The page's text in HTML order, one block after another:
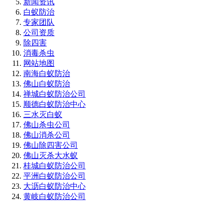
新闻资讯
白蚁防治
专家团队
公司资质
除四害
消毒杀虫
网站地图
南海白蚁防治
佛山白蚁防治
禅城白蚁防治公司
顺德白蚁防治中心
三水灭白蚁
佛山杀虫公司
佛山消杀公司
佛山除四害公司
佛山灭杀大水蚁
桂城白蚁防治公司
平洲白蚁防治公司
大沥白蚁防治中心
黄岐白蚁防治公司